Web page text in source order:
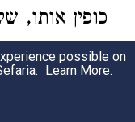
כופין אותו,
possible on
Learn More.